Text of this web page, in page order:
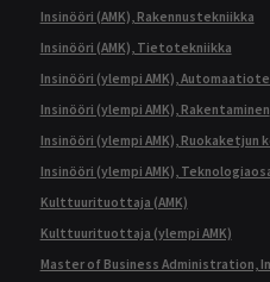
Insinööri (AMK), Rakennustekniikka
Insinööri (AMK), Tietotekniikka
Insinööri (ylempi AMK),
Insinööri (ylempi AMK), Rakentaminen
Insinööri (ylempi AMK), Ruokaketjun
Insinööri (ylempi AMK),
Kulttuurituottaja (AMK)
Kulttuurituottaja (ylempi AMK)
Master of Business Administration,